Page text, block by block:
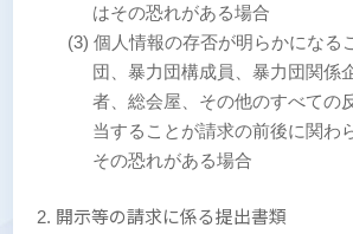
はその恐れがある場合
(3) 個人情報の存否が明らかになる
団、暴力団構成員、暴力団関係
者、総会屋、その他のすべての
当することが請求の前後に関わ
その恐れがある場合
開示等の請求に係る提出書類